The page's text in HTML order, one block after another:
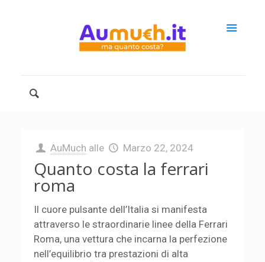
AuMuch alle Marzo 22, 2024
Quanto costa la ferrari
roma
Il cuore pulsante dell’Italia si manifesta
attraverso le straordinarie linee della Ferrari
Roma, una vettura che incarna la perfezione
nell’equilibrio tra prestazioni di alta